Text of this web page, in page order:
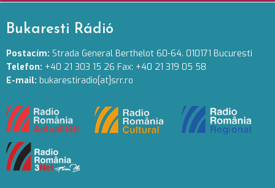
Bukaresti Rádió
Postacím: Strada General Berthelot 60-64. 010171 Bucuresti
Telefon: +40 21 303 15 26 Fax: +40 21 319 05 58
E-mail: bukarestiradio[at]srr.ro